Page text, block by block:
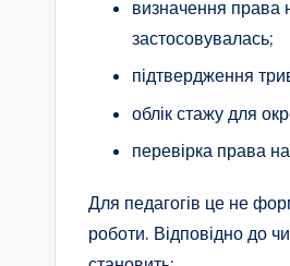
визначення права
застосовувалась;
підтвердження
облік стажу для
перевірка права на
Для педагогів це не
роботи. Відповідно до